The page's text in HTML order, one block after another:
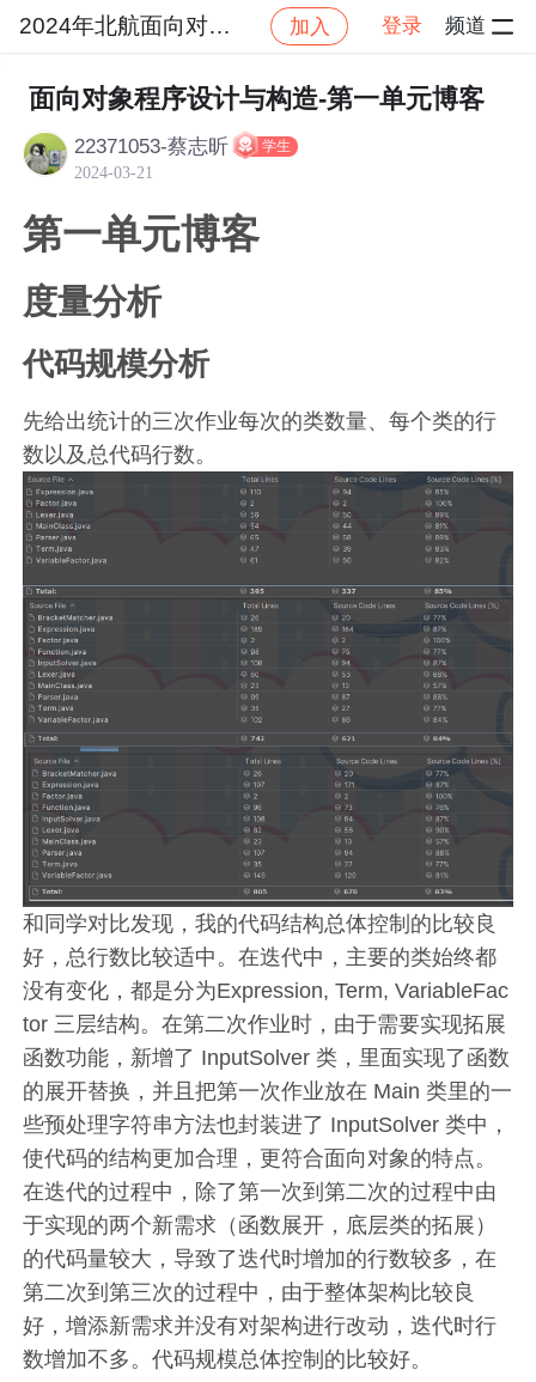
2024年北航面向对象设计与构造 加入 登录 频道
社区 2024年北航面向对象设计与构造 作业
面向对象程序设计与构造-第一单元博客
22371053-蔡志昕 学生
2024-03-21
第一单元博客
度量分析
代码规模分析
先给出统计的三次作业每次的类数量、每个类的行
数以及总代码行数。
和同学对比发现，我的代码结构总体控制的比较良
好，总行数比较适中。在迭代中，主要的类始终都
没有变化，都是分为Expression, Term, VariableFac
tor 三层结构。在第二次作业时，由于需要实现拓展
函数功能，新增了 InputSolver 类，里面实现了函数
的展开替换，并且把第一次作业放在 Main 类里的一
些预处理字符串方法也封装进了 InputSolver 类中，
使代码的结构更加合理，更符合面向对象的特点。
在迭代的过程中，除了第一次到第二次的过程中由
于实现的两个新需求（函数展开，底层类的拓展）
的代码量较大，导致了迭代时增加的行数较多，在
第二次到第三次的过程中，由于整体架构比较良
好，增添新需求并没有对架构进行改动，迭代时行
数增加不多。代码规模总体控制的比较好。